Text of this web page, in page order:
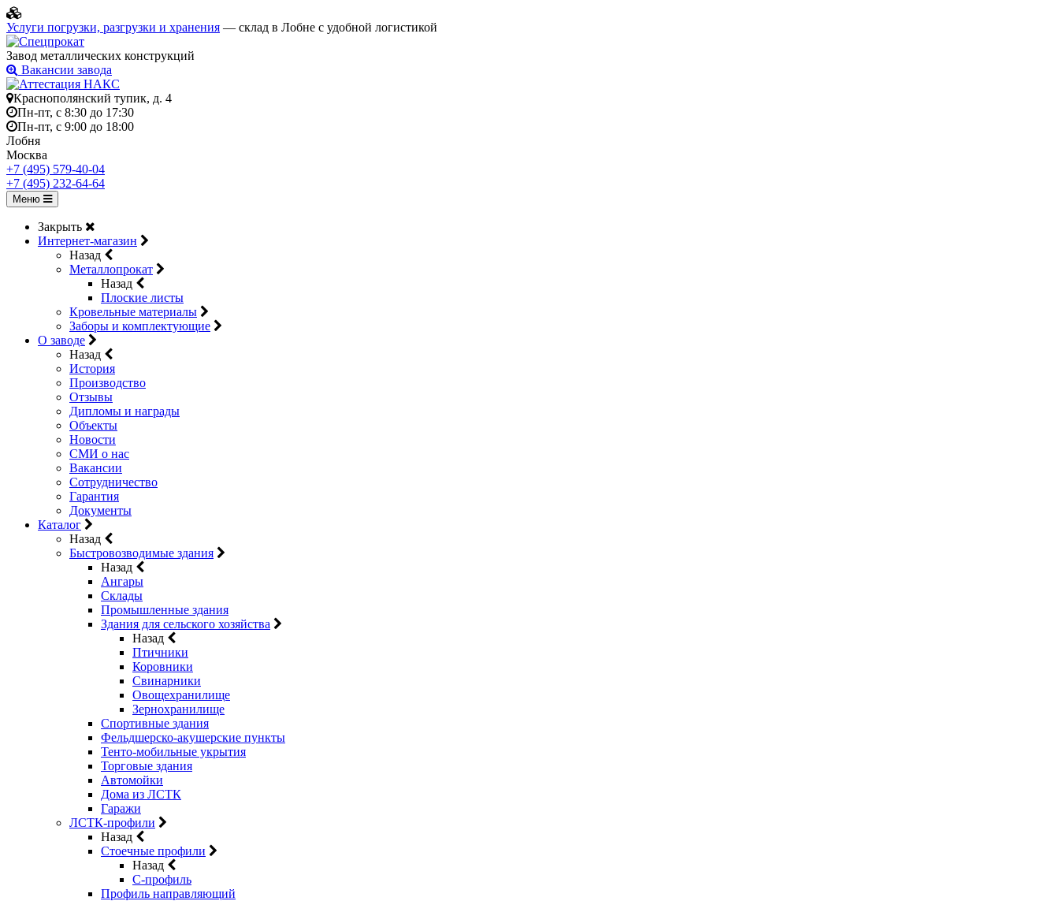
Услуги погрузки, разгрузки и хранения — склад в Лобне с удобной логистикой
Завод металлических конструкций
Вакансии завода
Краснополянский тупик, д. 4
Пн-пт, с 8:30 до 17:30
Пн-пт, с 9:00 до 18:00
Лобня
Москва
+7 (495) 579-40-04
+7 (495) 232-64-64
Меню
Закрыть
Интернет-магазин
Назад
Металлопрокат
Назад
Плоские листы
Кровельные материалы
Заборы и комплектующие
О заводе
Назад
История
Производство
Отзывы
Дипломы и награды
Объекты
Новости
СМИ о нас
Вакансии
Сотрудничество
Гарантия
Документы
Каталог
Назад
Быстровозводимые здания
Назад
Ангары
Склады
Промышленные здания
Здания для сельского хозяйства
Назад
Птичники
Коровники
Свинарники
Овощехранилище
Зернохранилище
Спортивные здания
Фельдшерско-акушерские пункты
Тенто-мобильные укрытия
Торговые здания
Автомойки
Дома из ЛСТК
Гаражи
ЛСТК-профили
Назад
Стоечные профили
Назад
C-профиль
Профиль направляющий